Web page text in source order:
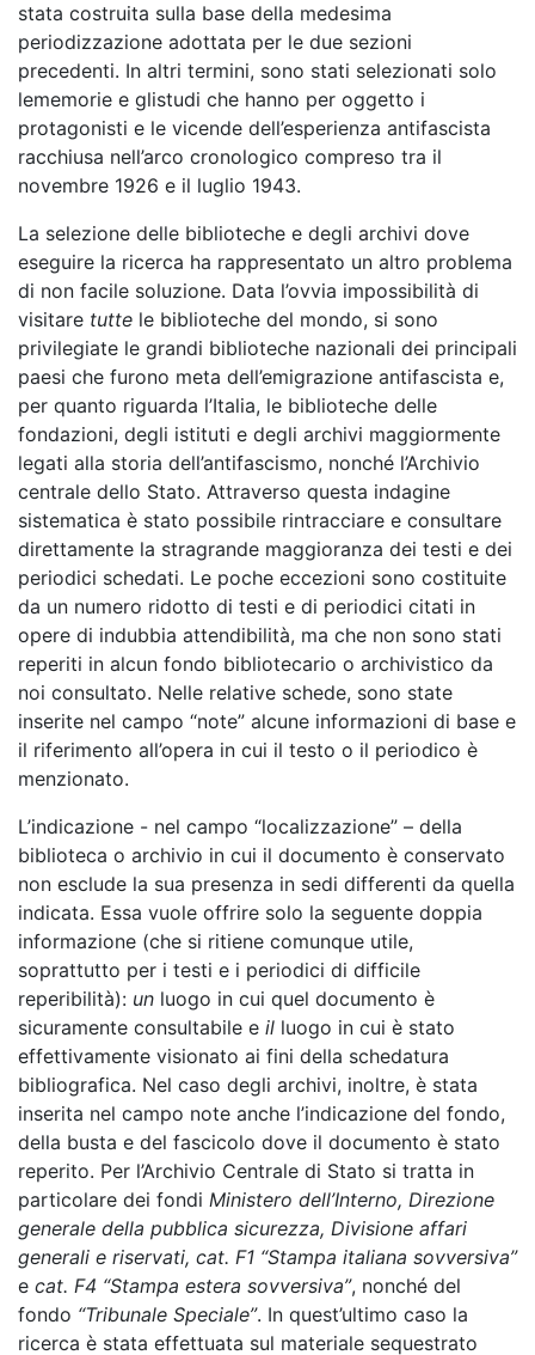
stata costruita sulla base della medesima
periodizzazione adottata per le due sezioni
precedenti. In altri termini, sono stati selezionati solo
lememorie e glistudi che hanno per oggetto i
protagonisti e le vicende dell’esperienza antifascista
racchiusa nell’arco cronologico compreso tra il
novembre 1926 e il luglio 1943.
La selezione delle biblioteche e degli archivi dove
eseguire la ricerca ha rappresentato un altro problema
di non facile soluzione. Data l’ovvia impossibilità di
visitare tutte le biblioteche del mondo, si sono
privilegiate le grandi biblioteche nazionali dei principali
paesi che furono meta dell’emigrazione antifascista e,
per quanto riguarda l’Italia, le biblioteche delle
fondazioni, degli istituti e degli archivi maggiormente
legati alla storia dell’antifascismo, nonché l’Archivio
centrale dello Stato. Attraverso questa indagine
sistematica è stato possibile rintracciare e consultare
direttamente la stragrande maggioranza dei testi e dei
periodici schedati. Le poche eccezioni sono costituite
da un numero ridotto di testi e di periodici citati in
opere di indubbia attendibilità, ma che non sono stati
reperiti in alcun fondo bibliotecario o archivistico da
noi consultato. Nelle relative schede, sono state
inserite nel campo “note” alcune informazioni di base e
il riferimento all’opera in cui il testo o il periodico è
menzionato.
L’indicazione - nel campo “localizzazione” – della
biblioteca o archivio in cui il documento è conservato
non esclude la sua presenza in sedi differenti da quella
indicata. Essa vuole offrire solo la seguente doppia
informazione (che si ritiene comunque utile,
soprattutto per i testi e i periodici di difficile
reperibilità): un luogo in cui quel documento è
sicuramente consultabile e il luogo in cui è stato
effettivamente visionato ai fini della schedatura
bibliografica. Nel caso degli archivi, inoltre, è stata
inserita nel campo note anche l’indicazione del fondo,
della busta e del fascicolo dove il documento è stato
reperito. Per l’Archivio Centrale di Stato si tratta in
particolare dei fondi Ministero dell’Interno, Direzione
generale della pubblica sicurezza, Divisione affari
generali e riservati, cat. F1 “Stampa italiana sovversiva”
e cat. F4 “Stampa estera sovversiva”, nonché del
fondo “Tribunale Speciale”. In quest’ultimo caso la
ricerca è stata effettuata sul materiale sequestrato